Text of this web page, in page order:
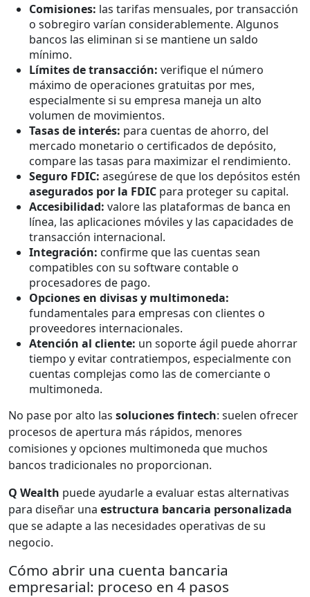
Comisiones: las tarifas mensuales, por transacción
o sobregiro varían considerablemente. Algunos
bancos las eliminan si se mantiene un saldo
mínimo.
Límites de transacción: verifique el número
máximo de operaciones gratuitas por mes,
especialmente si su empresa maneja un alto
volumen de movimientos.
Tasas de interés: para cuentas de ahorro, del
mercado monetario o certificados de depósito,
compare las tasas para maximizar el rendimiento.
Seguro FDIC: asegúrese de que los depósitos estén
asegurados por la FDIC para proteger su capital.
Accesibilidad: valore las plataformas de banca en
línea, las aplicaciones móviles y las capacidades de
transacción internacional.
Integración: confirme que las cuentas sean
compatibles con su software contable o
procesadores de pago.
Opciones en divisas y multimoneda:
fundamentales para empresas con clientes o
proveedores internacionales.
Atención al cliente: un soporte ágil puede ahorrar
tiempo y evitar contratiempos, especialmente con
cuentas complejas como las de comerciante o
multimoneda.
No pase por alto las soluciones fintech: suelen ofrecer
procesos de apertura más rápidos, menores
comisiones y opciones multimoneda que muchos
bancos tradicionales no proporcionan.
Q Wealth puede ayudarle a evaluar estas alternativas
para diseñar una estructura bancaria personalizada
que se adapte a las necesidades operativas de su
negocio.
Cómo abrir una cuenta bancaria
empresarial: proceso en 4 pasos